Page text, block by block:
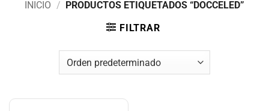
INICIO / PRODUCTOS ETIQUETADOS “DOCCELED”
FILTRAR